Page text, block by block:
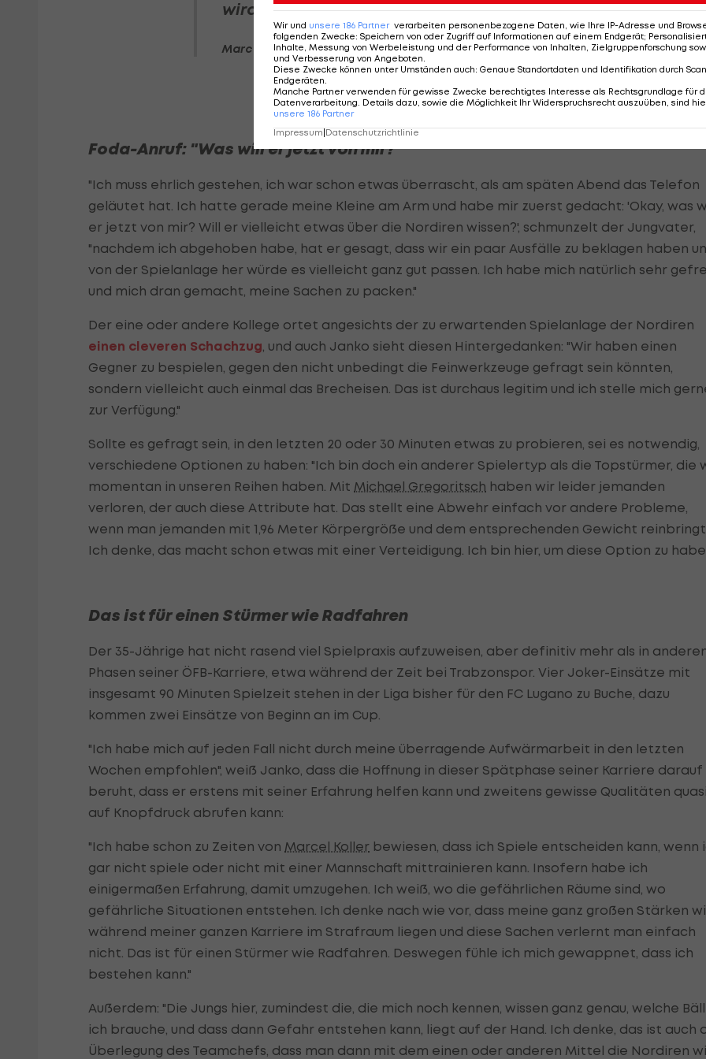
wird. Das ist ein gutes Gefühl."
Marc Janko
Foda-Anruf: "Was will er jetzt von mir?"
"Ich muss ehrlich gestehen, ich war schon etwas überrascht, als am späten Abend das Telefon
geläutet hat. Ich hatte gerade meine Kleine am Arm und habe mir zuerst gedacht: 'Okay, was
er jetzt von mir? Will er vielleicht etwas über die Nordiren wissen?', schmunzelt der Jungvater,
"nachdem ich abgehoben habe, hat er gesagt, dass wir ein paar Ausfälle zu beklagen haben
von der Spielanlage her würde es vielleicht ganz gut passen. Ich habe mich natürlich sehr
und mich dran gemacht, meine Sachen zu packen."
Der eine oder andere Kollege ortet angesichts der zu erwartenden Spielanlage der Nordiren
einen cleveren Schachzug, und auch Janko sieht diesen Hintergedanken: "Wir haben einen
Gegner zu bespielen, gegen den nicht unbedingt die Feinwerkzeuge gefragt sein könnten,
sondern vielleicht auch einmal das Brecheisen. Das ist durchaus legitim und ich stelle mich
zur Verfügung."
Sollte es gefragt sein, in den letzten 20 oder 30 Minuten etwas zu probieren, sei es notwendig,
verschiedene Optionen zu haben: "Ich bin doch ein anderer Spielertyp als die Topstürmer, die
momentan in unseren Reihen haben. Mit Michael Gregoritsch haben wir leider jemanden
verloren, der auch diese Attribute hat. Das stellt eine Abwehr einfach vor andere Probleme,
wenn man jemanden mit 1,96 Meter Körpergröße und dem entsprechenden Gewicht
Ich denke, das macht schon etwas mit einer Verteidigung. Ich bin hier, um diese Option zu
Das ist für einen Stürmer wie Radfahren
Der 35-Jährige hat nicht rasend viel Spielpraxis aufzuweisen, aber definitiv mehr als in
Phasen seiner ÖFB-Karriere, etwa während der Zeit bei Trabzonspor. Vier Joker-Einsätze mit
insgesamt 90 Minuten Spielzeit stehen in der Liga bisher für den FC Lugano zu Buche, dazu
kommen zwei Einsätze von Beginn an im Cup.
"Ich habe mich auf jeden Fall nicht durch meine überragende Aufwärmarbeit in den letzten
Wochen empfohlen", weiß Janko, dass die Hoffnung in dieser Spätphase seiner Karriere darauf
beruht, dass er erstens mit seiner Erfahrung helfen kann und zweitens gewisse Qualitäten
auf Knopfdruck abrufen kann:
"Ich habe schon zu Zeiten von Marcel Koller bewiesen, dass ich Spiele entscheiden kann, wenn
gar nicht spiele oder nicht mit einer Mannschaft mittrainieren kann. Insofern habe ich
einigermaßen Erfahrung, damit umzugehen. Ich weiß, wo die gefährlichen Räume sind, wo
gefährliche Situationen entstehen. Ich denke nach wie vor, dass meine ganz großen Stärken
während meiner ganzen Karriere im Strafraum liegen und diese Sachen verlernt man einfach
nicht. Das ist für einen Stürmer wie Radfahren. Deswegen fühle ich mich gewappnet, dass ich
bestehen kann."
Außerdem: "Die Jungs hier, zumindest die, die mich noch kennen, wissen ganz genau, welche
ich brauche, und dass dann Gefahr entstehen kann, liegt auf der Hand. Ich denke, das ist auch
Überlegung des Teamchefs, dass man dann mit dem einen oder anderen Mittel die Nordiren
Wir und unsere 186 Partner verarbeiten personenbezogene Daten, wie Ihre IP-Adresse und
folgenden Zwecke: Speichern von oder Zugriff auf Informationen auf einem Endgerät;
Inhalte, Messung von Werbeleistung und der Performance von Inhalten, Zielgruppenforschung
und Verbesserung von Angeboten.
Diese Zwecke können unter Umständen auch: Genaue Standortdaten und Identifikation durch
Endgeräten.
Manche Partner verwenden für gewisse Zwecke berechtigtes Interesse als Rechtsgrundlage für
Datenverarbeitung. Details dazu, sowie die Möglichkeit Ihr Widerspruchsrecht auszuüben, sind
unsere 186 Partner
Impressum Datenschutzrichtlinie